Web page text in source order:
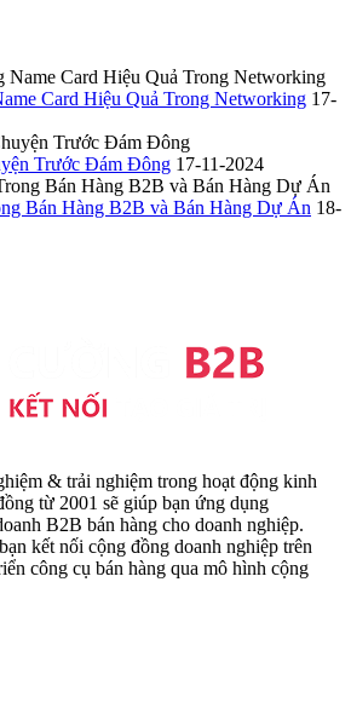
Card Hiệu Quả Trong Networking 17-
Trước Đám Đông 17-11-2024
Bán Hàng B2B và Bán Hàng Dự Án 18-
& trải nghiệm trong hoạt động kinh
từ 2001 sẽ giúp bạn ứng dụng
B2B bán hàng cho doanh nghiệp.
kết nối cộng đồng doanh nghiệp trên
công cụ bán hàng qua mô hình cộng